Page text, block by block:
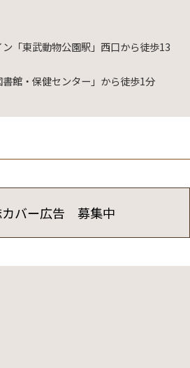
「東武動物公園駅」西口から徒歩13
館・保健センター」から徒歩1分
カバー広告 募集中